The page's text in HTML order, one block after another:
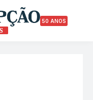
50 ANOS